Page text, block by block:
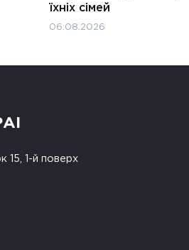
їхніх сімей
06.08.2026
15, 1-й поверх